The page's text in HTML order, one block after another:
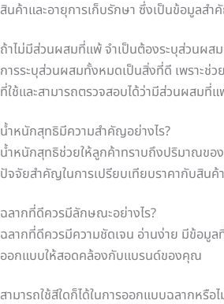
สินค้าและอายุการเก็บรักษา ซึ่งเป็นข้อมูลสำ
ถ้าไม่มีส่วนผสมที่แพ้ จำเป็นต้องระบุส่วนผส
การระบุส่วนผสมทั้งหมดเป็นสิ่งที่ดี เพราะช่
ที่ใช้และสามารถตรวจสอบได้ว่ามีส่วนผสมที่แ
น้ำหนักสุทธิมีความสำคัญอย่างไร?
น้ำหนักสุทธิช่วยให้ลูกค้าทราบถึงปริมาณขอ
ปัจจัยสำคัญในการเปรียบเทียบราคากับสินค้
ฉลากที่ดีควรมีลักษณะอย่างไร?
ฉลากที่ดีควรมีความชัดเจน อ่านง่าย มีข้อมูล
ออกแบบให้สอดคล้องกับแบรนด์ของคุณ
สามารถใช้สีใดก็ได้ในการออกแบบฉลากหรือไ